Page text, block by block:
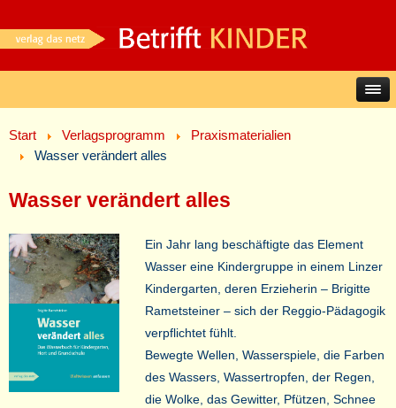
Start Verlagsprogramm
Praxismaterialien
Wasser verändert alles
Wasser verändert alles
Ein Jahr lang beschäftigte das Element
Wasser eine Kindergruppe in einem Linzer
Kindergarten, deren Erzieherin – Brigitte
Rametsteiner – sich der Reggio-Pädagogik
verpflichtet fühlt.
Bewegte Wellen, Wasserspiele, die Farben
des Wassers, Wassertropfen, der Regen,
die Wolke, das Gewitter, Pfützen, Schnee